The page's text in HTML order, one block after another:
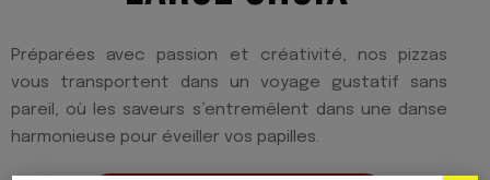
Préparées avec passion et créativité, nos pizzas
vous transportent dans un voyage gustatif sans
pareil, où les saveurs s’entremêlent dans une danse
harmonieuse pour éveiller vos papilles.